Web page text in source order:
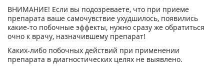
ВНИМАНИЕ! Если вы подозреваете, что при приеме
препарата ваше самочувствие ухудшилось, появились
какие-то побочные эффекты, нужно сразу же обратиться
очно к врачу, назначившему препарат!
Каких-либо побочных действий при применении
препарата в диагностических целях не выявлено.